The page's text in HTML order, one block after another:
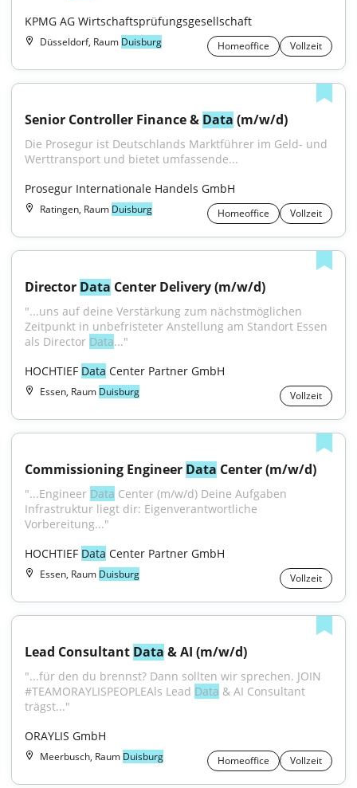
KPMG AG Wirtschaftsprüfungsgesellschaft
Düsseldorf, Raum Duisburg Homeoffice Vollzeit
Senior Controller Finance & Data (m/w/d)
Die Prosegur ist Deutschlands Marktführer im Geld- und
Werttransport und bietet umfassende...
Prosegur Internationale Handels GmbH
Ratingen, Raum Duisburg Homeoffice Vollzeit
Director Data Center Delivery (m/w/d)
"...uns auf deine Verstärkung zum nächstmöglichen
Zeitpunkt in unbefristeter Anstellung am Standort Essen
als Director Data..."
HOCHTIEF Data Center Partner GmbH
Essen, Raum Duisburg Vollzeit
Commissioning Engineer Data Center (m/w/d)
"...Engineer Data Center (m/w/d) Deine Aufgaben
Infrastruktur liegt dir: Eigenverantwortliche
Vorbereitung..."
HOCHTIEF Data Center Partner GmbH
Essen, Raum Duisburg Vollzeit
Lead Consultant Data & AI (m/w/d)
"...für den du brennst? Dann sollten wir sprechen. JOIN
#TEAMORAYLISPEOPLEAls Lead Data & AI Consultant
trägst..."
ORAYLIS GmbH
Meerbusch, Raum Duisburg Homeoffice Vollzeit